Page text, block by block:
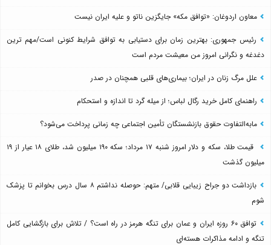
معاون اردوغان: «توافق مکه» جایگزین ناتو و علیه ایران نیست
رئیس جمهوری: بهترین زمان برای دستیابی به توافق شرایط کنونی است/مهم ترین
دغدغه و نگرانی امروز من معیشت مردم است
علل مرگ زنان در ایران؛ بیماری‌های قلبی همچنان در صدر
راهنمای کامل خرید رگال لباس؛ از میله گرد تا اندازه و استحکام
مابه‌التفاوت حقوق بازنشستگان تأمین اجتماعی چه زمانی پرداخت می‌شود؟
قیمت طلا، سکه و دلار امروز شنبه ۱۷ مرداد؛ سکه ۱۹۰ میلیون شد، طلای ۱۸ عیار از ۱۹
میلیون گذشت
بازداشت دو جراح زیبایی قلابی/ متهم: حوصله نداشتم ۸ سال درس بخوانم تا پزشک
شوم
توافق ۶۰ روزه ایران و عمان برای تنگه هرمز در راه است؟ / تلاش برای بازگشایی کامل
تنگه و ادامه مذاکرات هسته‌ای